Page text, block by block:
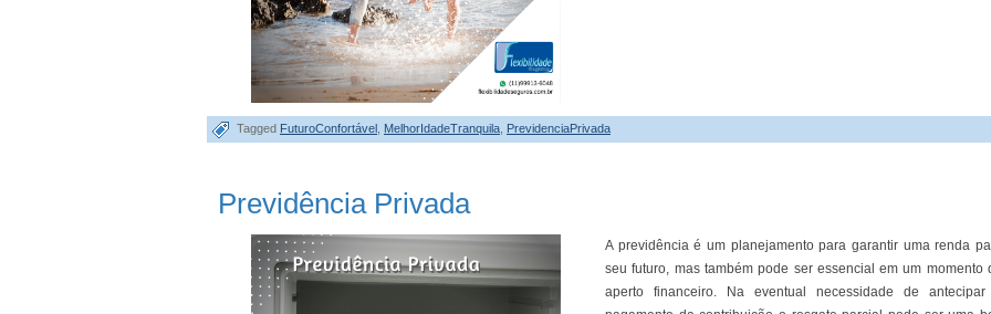
Tagged FuturoConfortável MelhorIdadeTranquila PrevidenciaPrivada
Previdência Privada
A previdência é um planejamento para garantir uma renda
seu futuro, mas também pode ser essencial em um momento
aperto financeiro. Na eventual necessidade de